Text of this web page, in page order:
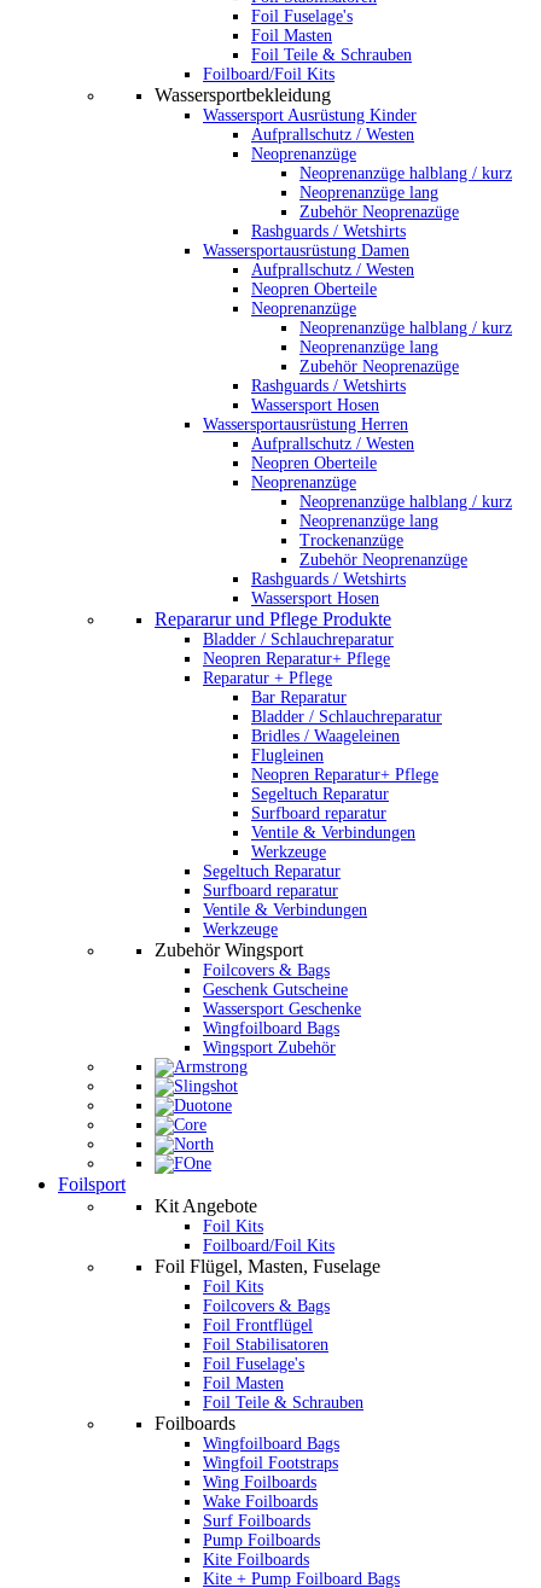
Foil Fuselage's
Foil Masten
Foil Teile & Schrauben
Foilboard/Foil Kits
Wassersportbekleidung
Wassersport Ausrüstung Kinder
Aufprallschutz / Westen
Neoprenanzüge
Neoprenanzüge halblang / kurz
Neoprenanzüge lang
Zubehör Neoprenazüge
Rashguards / Wetshirts
Wassersportausrüstung Damen
Aufprallschutz / Westen
Neopren Oberteile
Neoprenanzüge
Neoprenanzüge halblang / kurz
Neoprenanzüge lang
Zubehör Neoprenazüge
Rashguards / Wetshirts
Wassersport Hosen
Wassersportausrüstung Herren
Aufprallschutz / Westen
Neopren Oberteile
Neoprenanzüge
Neoprenanzüge halblang / kurz
Neoprenanzüge lang
Trockenanzüge
Zubehör Neoprenanzüge
Rashguards / Wetshirts
Wassersport Hosen
Repararur und Pflege Produkte
Bladder / Schlauchreparatur
Neopren Reparatur+ Pflege
Reparatur + Pflege
Bar Reparatur
Bladder / Schlauchreparatur
Bridles / Waageleinen
Flugleinen
Neopren Reparatur+ Pflege
Segeltuch Reparatur
Surfboard reparatur
Ventile & Verbindungen
Werkzeuge
Segeltuch Reparatur
Surfboard reparatur
Ventile & Verbindungen
Werkzeuge
Zubehör Wingsport
Foilcovers & Bags
Geschenk Gutscheine
Wassersport Geschenke
Wingfoilboard Bags
Wingsport Zubehör
Foilsport
Kit Angebote
Foil Kits
Foilboard/Foil Kits
Foil Flügel, Masten, Fuselage
Foil Kits
Foilcovers & Bags
Foil Frontflügel
Foil Stabilisatoren
Foil Fuselage's
Foil Masten
Foil Teile & Schrauben
Foilboards
Wingfoilboard Bags
Wingfoil Footstraps
Wing Foilboards
Wake Foilboards
Surf Foilboards
Pump Foilboards
Kite Foilboards
Kite + Pump Foilboard Bags